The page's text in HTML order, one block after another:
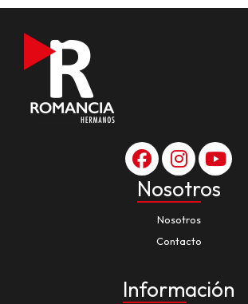
Nosotros
Nosotros
Contacto
Información